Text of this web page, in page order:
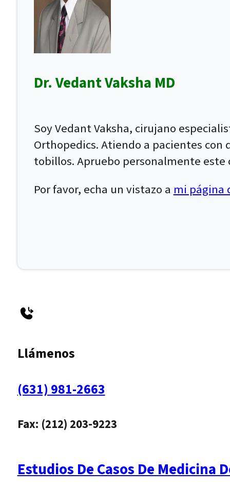
Dr. Vedant Vaksha MD
Soy Vedant Vaksha, cirujano
Orthopedics. Atiendo a pacientes con
tobillos. Apruebo personalmente
Por favor, echa un vistazo a mi página
Llámenos
(631) 981-2663
Fax: (212) 203-9223
Estudios De Casos De Medicina